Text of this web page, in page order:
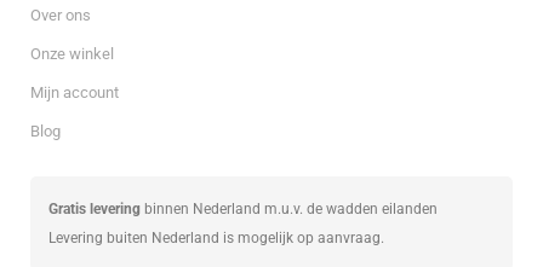
Over ons
Onze winkel
Mijn account
Blog
Gratis levering binnen Nederland m.u.v. de wadden eilanden
Levering buiten Nederland is mogelijk op aanvraag.